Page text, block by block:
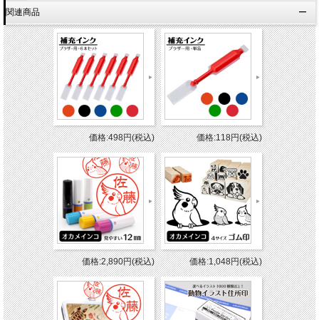
関連商品
価格:498円(税込) 価格:118円(税込)
価格:2,890円(税込) 価格:1,048円(税込)